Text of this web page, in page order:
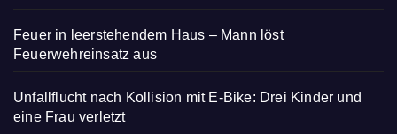
Feuer in leerstehendem Haus – Mann löst
Feuerwehreinsatz aus
Unfallflucht nach Kollision mit E-Bike: Drei Kinder und
eine Frau verletzt